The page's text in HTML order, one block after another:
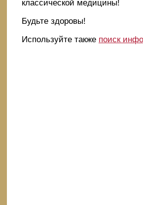
классической медицины!
Будьте здоровы!
Используйте также поиск